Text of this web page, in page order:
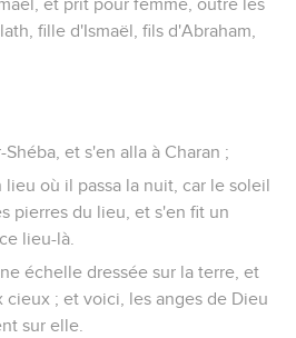
et prit pour femme, outre les
fille d'Ismaël, fils d'Abraham,
et s'en alla à Charan ;
où il passa la nuit, car le soleil
pierres du lieu, et s'en fit un
lieu-là.
échelle dressée sur la terre, et
cieux ; et voici, les anges de Dieu
sur elle.